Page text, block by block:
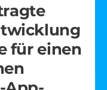
für einen